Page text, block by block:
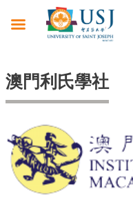
澳門利氏學社